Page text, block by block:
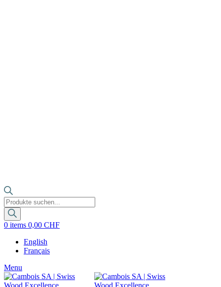
Products
search
0 items 0,00 CHF
English
Français
Menu